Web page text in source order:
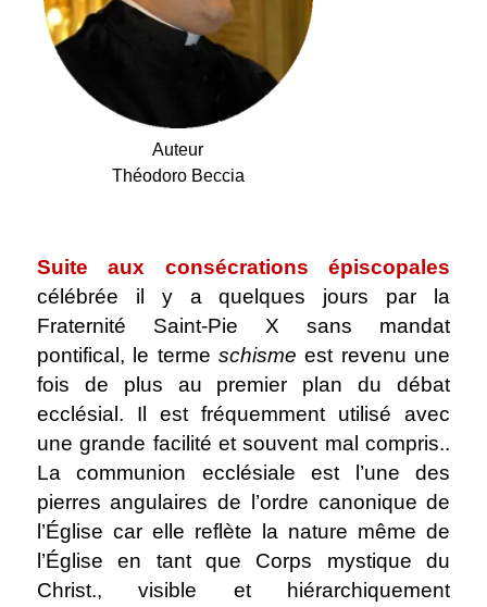
Auteur
Théodoro Beccia
Suite aux consécrations épiscopales
célébrée il y a quelques jours par la
Fraternité Saint-Pie X sans mandat
pontifical, le terme schisme est revenu une
fois de plus au premier plan du débat
ecclésial. Il est fréquemment utilisé avec
une grande facilité et souvent mal compris..
La communion ecclésiale est l’une des
pierres angulaires de l’ordre canonique de
l’Église car elle reflète la nature même de
l’Église en tant que Corps mystique du
Christ., visible et hiérarchiquement